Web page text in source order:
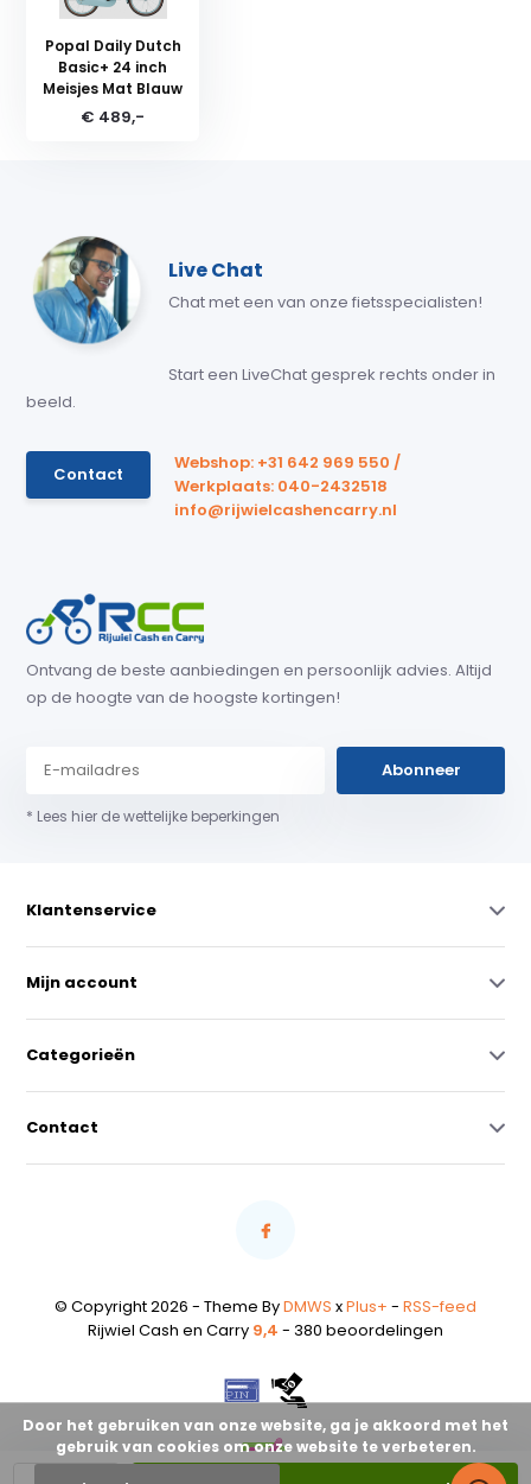
Popal Daily Dutch
Basic+ 24 inch
Meisjes Mat Blauw
€ 489,-
Live Chat
Chat met een van onze fietsspecialisten!
Start een LiveChat gesprek rechts onder in
beeld.
Contact
Webshop: +31 642 969 550 /
Werkplaats: 040-2432518
info@rijwielcashencarry.nl
Ontvang de beste aanbiedingen en persoonlijk advies. Altijd
op de hoogte van de hoogste kortingen!
Abonneer
* Lees hier de wettelijke beperkingen
Klantenservice
Mijn account
Categorieën
Contact
© Copyright 2026 - Theme ByDMWS xPlus+ - RSS-feed
Rijwiel Cash en Carry 9,4 - 380 beoordelingen
Door het gebruiken van onze website, ga je akkoord met het
gebruik van cookies om onze website te verbeteren.